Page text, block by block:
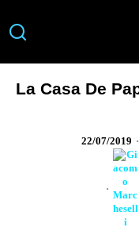
La Casa De
22/07/2019